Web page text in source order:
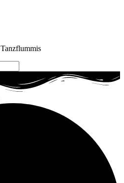
Tanzflummis